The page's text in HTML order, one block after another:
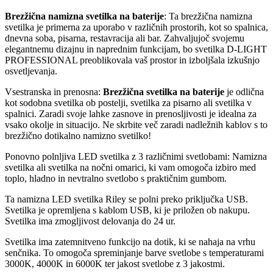
Brezžična namizna svetilka na baterije: Ta brezžična namizna
svetilka je primerna za uporabo v različnih prostorih, kot so spalnica,
dnevna soba, pisarna, restavracija ali bar. Zahvaljujoč svojemu
elegantnemu dizajnu in naprednim funkcijam, bo svetilka D-LIGHT
PROFESSIONAL preoblikovala vaš prostor in izboljšala izkušnjo
osvetljevanja.
Vsestranska in prenosna: Brezžična svetilka na baterije je odlična
kot sodobna svetilka ob postelji, svetilka za pisarno ali svetilka v
spalnici. Zaradi svoje lahke zasnove in prenosljivosti je idealna za
vsako okolje in situacijo. Ne skrbite več zaradi nadležnih kablov s to
brezžično dotikalno namizno svetilko!
Ponovno polnljiva LED svetilka z 3 različnimi svetlobami: Namizna
svetilka ali svetilka na nočni omarici, ki vam omogoča izbiro med
toplo, hladno in nevtralno svetlobo s praktičnim gumbom.
Ta namizna LED svetilka Riley se polni preko priključka USB.
Svetilka je opremljena s kablom USB, ki je priložen ob nakupu.
Svetilka ima zmogljivost delovanja do 24 ur.
Svetilka ima zatemnitveno funkcijo na dotik, ki se nahaja na vrhu
senčnika. To omogoča spreminjanje barve svetlobe s temperaturami
3000K, 4000K in 6000K ter jakost svetlobe z 3 jakostmi.